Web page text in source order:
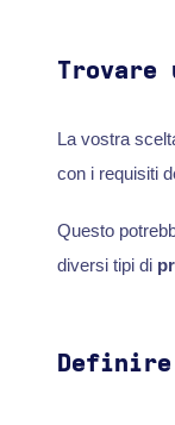
Trovare
La vostra
con i requisiti
Questo
diversi tipi di